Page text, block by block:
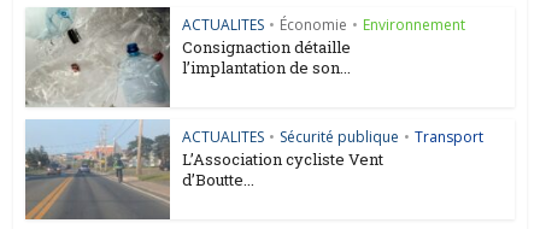
ACTUALITES • Économie • Environnement
Consignaction détaille
l’implantation de son...
ACTUALITES • Sécurité publique • Transport
L’Association cycliste Vent
d’Boutte...